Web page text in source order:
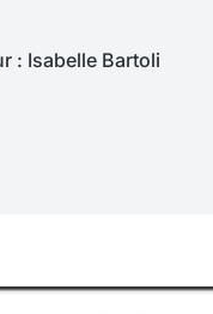
: Isabelle Bartoli